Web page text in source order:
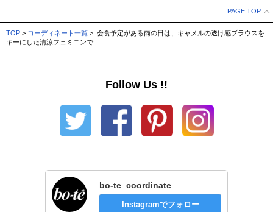
PAGE TOP
TOP > コーディネート一覧 > 会食予定がある雨の日は、キャメルの透け感ブラウスを
キーにした清涼フェミニンで
Follow Us !!
bo-te_coordinate
Instagramでフォロー